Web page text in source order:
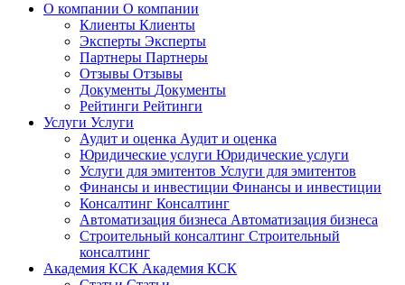
О компании О компании
Клиенты Клиенты
Эксперты Эксперты
Партнеры Партнеры
Отзывы Отзывы
Документы Документы
Рейтинги Рейтинги
Услуги Услуги
Аудит и оценка Аудит и оценка
Юридические услуги Юридические услуги
Услуги для эмитентов Услуги для эмитентов
Финансы и инвестиции Финансы и инвестиции
Консалтинг Консалтинг
Автоматизация бизнеса Автоматизация бизнеса
Строительный консалтинг Строительный
консалтинг
Академия КСК Академия КСК